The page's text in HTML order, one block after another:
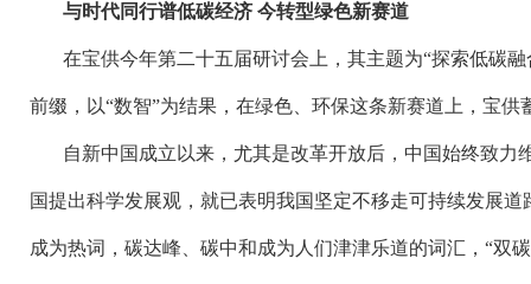
与时代同行谱低碳经济今转型绿色新赛道
在宝供今年第二十五届研讨会上，其主题为“探索低碳
前缀，以“数智”为结果，在绿色、环保这条新赛道上，宝供
自新中国成立以来，尤其是改革开放后，中国始终致力
国提出科学发展观，就已表明我国坚定不移走可持续发展道
成为热词，碳达峰、碳中和成为人们津津乐道的词汇，“双